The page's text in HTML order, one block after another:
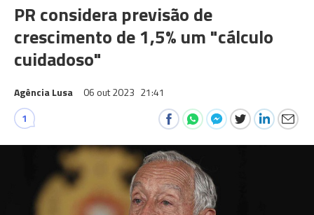
PR considera previsão de
crescimento de 1,5% um "cálculo
cuidadoso"
Agência Lusa 06 out 2023 21:41
1